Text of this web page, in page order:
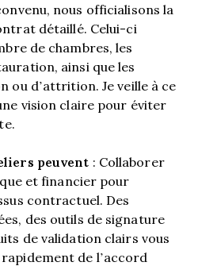
nous officialisons la
détaillé. Celui-ci
de chambres, les
ainsi que les
ou d’attrition. Je veille à ce
vision claire pour éviter
peuvent : Collaborer
et financier pour
contractuel. Des
des outils de signature
de validation clairs vous
de l’accord